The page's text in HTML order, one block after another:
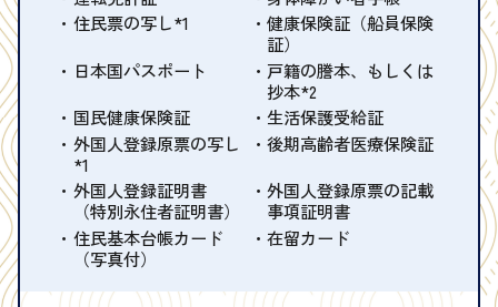
住民票の写し*1
健康保険証（船員保険
証）
日本国パスポート
戸籍の謄本、もしくは
抄本*2
国民健康保険証
生活保護受給証
外国人登録原票の写し
*1
後期高齢者医療保険証
外国人登録証明書
（特別永住者証明書）
外国人登録原票の記載
事項証明書
住民基本台帳カード
（写真付）
在留カード